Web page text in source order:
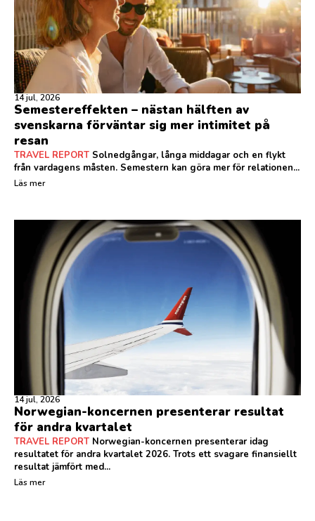
14 jul, 2026
Semestereffekten – nästan hälften av
svenskarna förväntar sig mer intimitet på
resan
TRAVEL REPORT Solnedgångar, långa middagar och en flykt
från vardagens måsten. Semestern kan göra mer för relationen...
Läs mer
14 jul, 2026
Norwegian-koncernen presenterar resultat
för andra kvartalet
TRAVEL REPORT Norwegian-koncernen presenterar idag
resultatet för andra kvartalet 2026. Trots ett svagare finansiellt
resultat jämfört med...
Läs mer